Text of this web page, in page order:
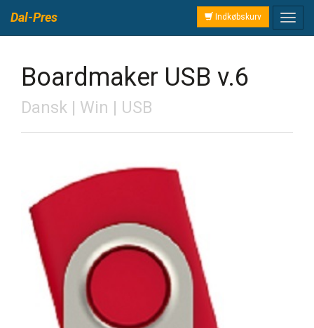
Dal-Pres Indkøbskurv
Boardmaker USB v.6
Dansk | Win | USB